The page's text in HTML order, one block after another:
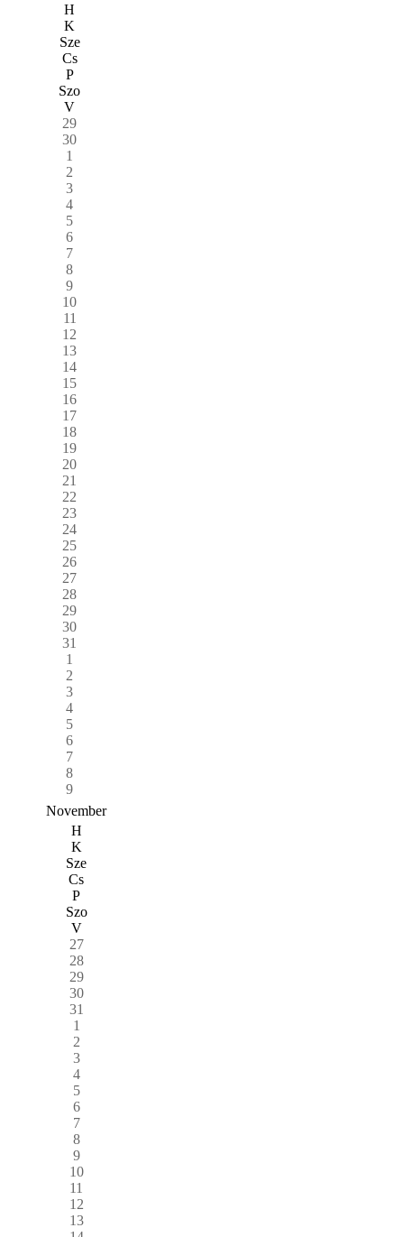
H
K
Sze
Cs
P
Szo
V
29
30
1
2
3
4
5
6
7
8
9
10
11
12
13
14
15
16
17
18
19
20
21
22
23
24
25
26
27
28
29
30
31
1
2
3
4
5
6
7
8
9
November
H
K
Sze
Cs
P
Szo
V
27
28
29
30
31
1
2
3
4
5
6
7
8
9
10
11
12
13